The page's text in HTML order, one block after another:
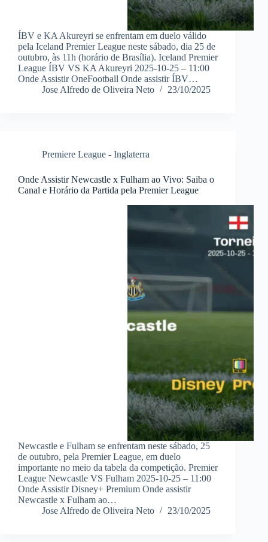
ÍBV e KA Akureyri se enfrentam em duelo válido
pela Iceland Premier League neste sábado, dia 25 de
outubro, às 11h (horário de Brasília). Iceland Premier
League ÍBV VS KA Akureyri 2025-10-25 – 11:00
Onde Assistir OneFootball Onde assistir ÍBV…
Jose Alfredo de Oliveira Neto
23/10/2025
Premiere League - Inglaterra
Onde Assistir Newcastle x Fulham ao Vivo: Saiba o
Canal e Horário da Partida pela Premier League
Newcastle e Fulham se enfrentam neste sábado, 25
de outubro, pela Premier League, em duelo
importante no meio da tabela da competição. Premier
League Newcastle VS Fulham 2025-10-25 – 11:00
Onde Assistir Disney+ Premium Onde assistir
Newcastle x Fulham ao…
Jose Alfredo de Oliveira Neto
23/10/2025